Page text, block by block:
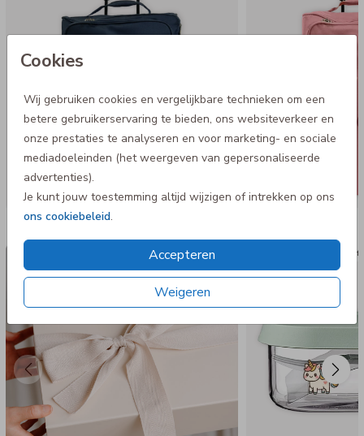
Cookies
Wij gebruiken cookies en vergelijkbare technieken om een
betere gebruikerservaring te bieden, ons websiteverkeer en
onze prestaties te analyseren en voor marketing- en sociale
mediadoeleinden (het weergeven van gepersonaliseerde
advertenties).
Je kunt jouw toestemming altijd wijzigen of intrekken op ons
ons cookiebeleid.
Accepteren
Weigeren
- Waterafstotend 600 D materiaal
Nog meer in deze stijl
Luxe cadeaudoos Mepal